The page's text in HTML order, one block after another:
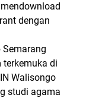
dengan
Semarang
di
Walisongo
studi agama